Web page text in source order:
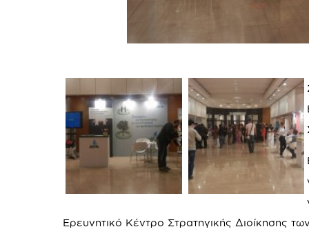
Ερευνητικό Κέντρο Στρατηγικής Διοίκησης